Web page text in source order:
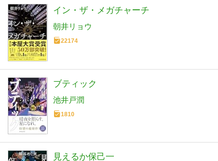
イン・ザ・メガチャーチ
朝井リョウ
22174
ブティック
池井戸潤
1810
見えるか保己一